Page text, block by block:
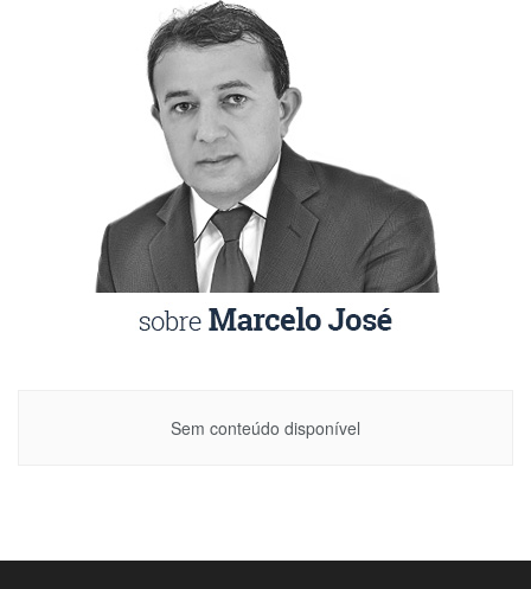
Sem conteúdo disponível